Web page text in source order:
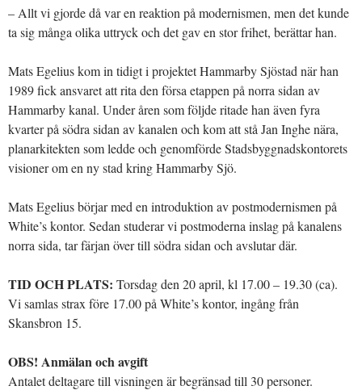
– Allt vi gjorde då var en reaktion på modernismen, men det kunde
ta sig många olika uttryck och det gav en stor frihet, berättar han.
Mats Egelius kom in tidigt i projektet Hammarby Sjöstad när han
1989 fick ansvaret att rita den försa etappen på norra sidan av
Hammarby kanal. Under åren som följde ritade han även fyra
kvarter på södra sidan av kanalen och kom att stå Jan Inghe nära,
planarkitekten som ledde och genomförde Stadsbyggnadskontorets
visioner om en ny stad kring Hammarby Sjö.
Mats Egelius börjar med en introduktion av postmodernismen på
White’s kontor. Sedan studerar vi postmoderna inslag på kanalens
norra sida, tar färjan över till södra sidan och avslutar där.
TID OCH PLATS: Torsdag den 20 april, kl 17.00 – 19.30 (ca).
Vi samlas strax före 17.00 på White’s kontor, ingång från
Skansbron 15.
OBS! Anmälan och avgift
Antalet deltagare till visningen är begränsad till 30 personer.